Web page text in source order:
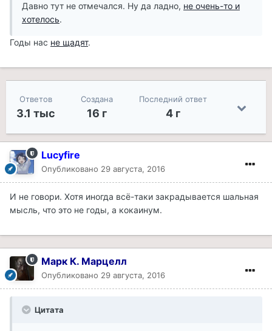
Давно тут не отмечался. Ну да ладно, не очень-то и
хотелось.
Годы нас не щадят.
Ответов
3.1 тыс
Создана
16 г
Последний ответ
4 г
Lucyfire
Опубликовано 29 августа, 2016
И не говори. Хотя иногда всё-таки закрадывается шальная
мысль, что это не годы, а кoкaинум.
Марк К. Марцелл
Опубликовано 29 августа, 2016
Цитата